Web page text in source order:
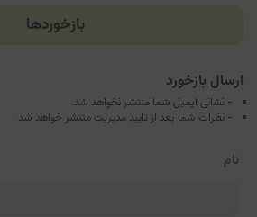
بازخوردها
ارسال بازخورد
- نشانی ایمیل شما منتشر نخواهد شد.
- نظرات شما بعد از تایید مدیریت منتشر خواهد شد
نام